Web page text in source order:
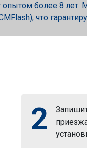
более 8 лет.
что
2